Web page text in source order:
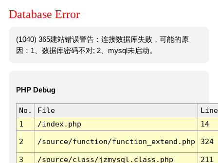
Database Error
(1040) 365建站错误警告：连接数据库失败，可能的原
因：1、数据库密码不对; 2、mysql未启动。
PHP Debug
No. File
Line
1
/index.php 14
2 /source/function/function_extend.php 324
3 /source/class/jzmysql.class.php
211